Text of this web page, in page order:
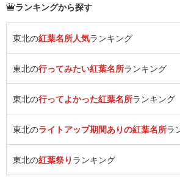
ランキングから探す
東北の紅葉名所人気ランキング
東北の行ってみたい紅葉名所ランキング
東北の行ってよかった紅葉名所ランキング
東北のライトアップ期間ありの紅葉名所ラ
東北の紅葉祭り ランキング